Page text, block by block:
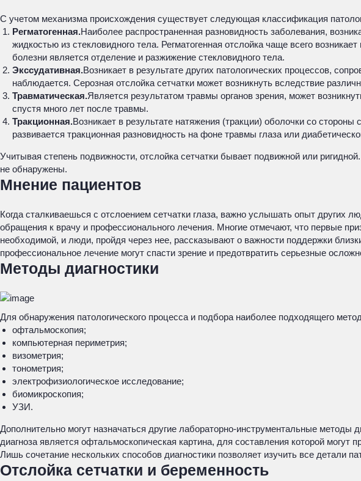
С учетом механизма происхождения существует следующая классификация
Регматогенная.Наиболее распространенная разновидность заболевания,
жидкостью из стекловидного тела. Регматогенная отслойка чаще всего
болезни является отделение и разжижение стекловидного тела.
Экссудативная.Возникает в результате других патологических процессов,
наблюдается. Серозная отслойка сетчатки может возникнуть вследствие
Травматическая.Является результатом травмы органов зрения, может
спустя много лет после травмы.
Тракционная.Возникает в результате натяжения (тракции) оболочки со
развивается тракционная разновидность на фоне травмы глаза или
Учитывая степень подвижности, отслойка сетчатки бывает подвижной или
не обнаружены.
Мнение пациентов
Когда сталкиваешься с отслоением сетчатки глаза, важно услышать опыт других
обращения к врачу и профессионального лечения. Многие отмечают, что первые
необходимой, и люди, пройдя через нее, рассказывают о важности поддержки
профессиональное лечение могут спасти зрение и предотвратить серьезные
Методы диагностики
Для обнаружения патологического процесса и подбора наиболее подходящего
офтальмоскопия;
компьютерная периметрия;
визометрия;
тонометрия;
электрофизиологическое исследование;
биомикроскопия;
УЗИ.
Дополнительно могут назначаться другие лабораторно-инструментальные
диагноза является офтальмоскопическая картина, для составления которой могут
Лишь сочетание нескольких способов диагностики позволяет изучить все детали
Отслойка сетчатки и беременность